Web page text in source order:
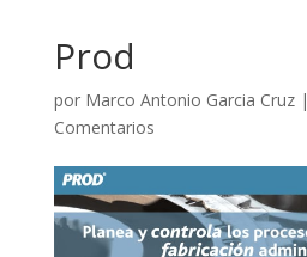
Prod
por Marco Antonio Garcia Cruz|
Comentarios